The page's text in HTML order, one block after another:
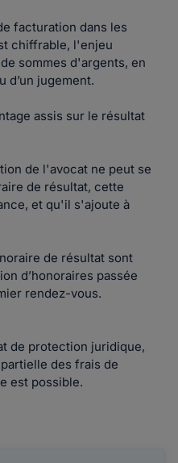
facturation dans les
chiffrable, l'enjeu
sommes d'argents, en
d’un jugement.
assis sur le résultat
de l'avocat ne peut se
de résultat, cette
et qu'il s'ajoute à
de résultat sont
d’honoraires passée
rendez-vous.
de protection juridique,
des frais de
est possible.